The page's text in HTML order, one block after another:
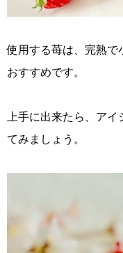
使用する苺は、完熟で
おすすめです。
上手に出来たら、ア
てみましょう。